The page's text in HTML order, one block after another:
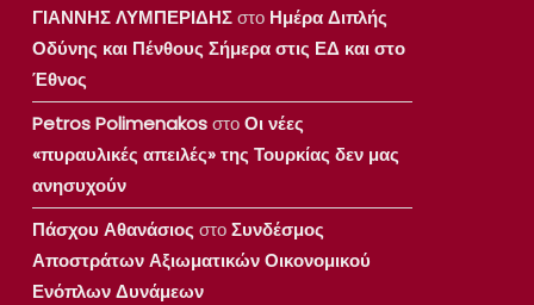
ΓΙΑΝΝΗΣ ΛΥΜΠΕΡΙΔΗΣστο Ημέρα Διπλής
Οδύνης και Πένθους Σήμερα στις ΕΔ και στο
Έθνος
Petros PolimenakosστοΟι νέες
«πυραυλικές απειλές» της Τουρκίας δεν μας
ανησυχούν
Πάσχου Αθανάσιος στοΣυνδέσμος
Αποστράτων Αξιωματικών Οικονομικού
Ενόπλων Δυνάμεων